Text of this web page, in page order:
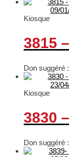
Kiosque
3815
Don suggéré :
Kiosque
3830
Don suggéré :